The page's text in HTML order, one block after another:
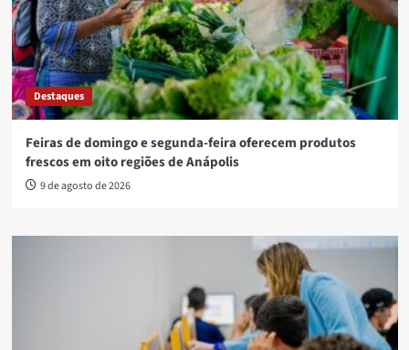
Destaques
Feiras de domingo e segunda-feira oferecem produtos
frescos em oito regiões de Anápolis
9 de agosto de 2026